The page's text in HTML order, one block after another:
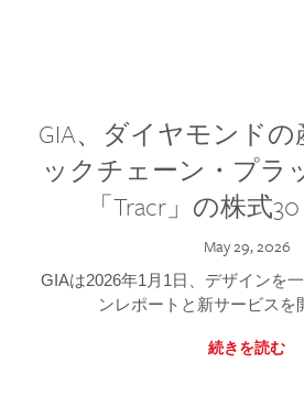
GIA、ダイヤモンドの
ックチェーン・プラ
「Tracr」の株式
May 29, 2026
GIAは2026年1月1日、デザインを
ンレポートと新サービスを
続きを読む